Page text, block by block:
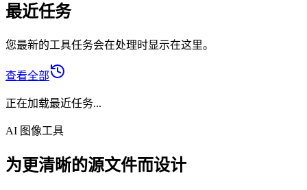
最近任务
您最新的工具任务会在处理时显示在这里。
查看全部
正在加载最近任务...
AI 图像工具
为更清晰的源文件而设计